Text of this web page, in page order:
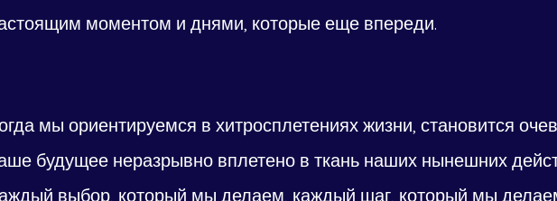
моментом и днями, которые еще впереди.
мы ориентируемся в хитросплетениях жизни, становится
будущее неразрывно вплетено в ткань наших нынешних
выбор, который мы делаем, каждый шаг, который мы